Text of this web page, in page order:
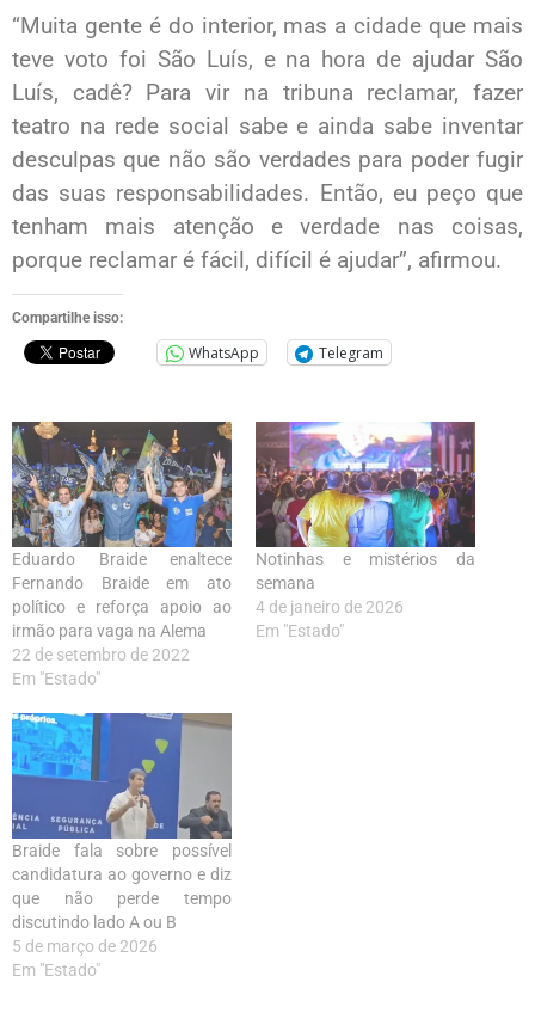
“Muita gente é do interior, mas a cidade que mais
teve voto foi São Luís, e na hora de ajudar São
Luís, cadê? Para vir na tribuna reclamar, fazer
teatro na rede social sabe e ainda sabe inventar
desculpas que não são verdades para poder fugir
das suas responsabilidades. Então, eu peço que
tenham mais atenção e verdade nas coisas,
porque reclamar é fácil, difícil é ajudar”, afirmou.
Compartilhe isso:
WhatsApp Telegram
Eduardo Braide enaltece
Fernando Braide em ato
político e reforça apoio ao
irmão para vaga na Alema
22 de setembro de 2022
Em "Estado"
Notinhas e mistérios da
semana
4 de janeiro de 2026
Em "Estado"
Braide fala sobre possível
candidatura ao governo e diz
que não perde tempo
discutindo lado A ou B
5 de março de 2026
Em "Estado"